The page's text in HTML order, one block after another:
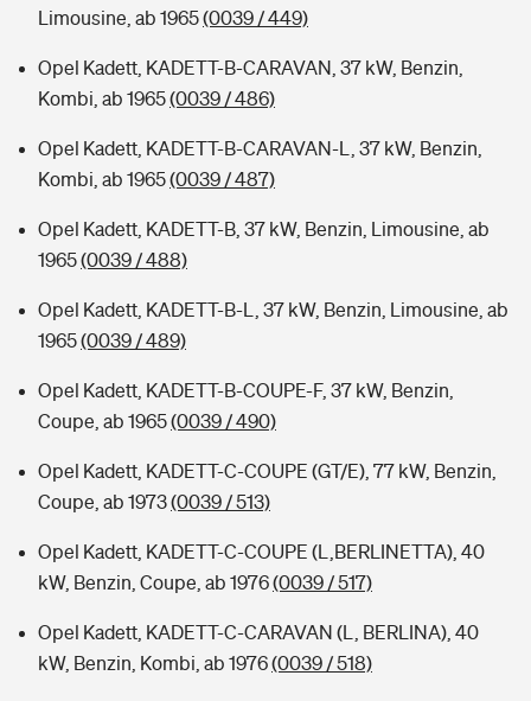
Limousine, ab 1965(0039 / 449)
Opel Kadett, KADETT-B-CARAVAN, 37 kW, Benzin,
Kombi, ab 1965(0039 / 486)
Opel Kadett, KADETT-B-CARAVAN-L, 37 kW, Benzin,
Kombi, ab 1965(0039 / 487)
Opel Kadett, KADETT-B, 37 kW, Benzin, Limousine, ab
1965(0039 / 488)
Opel Kadett, KADETT-B-L, 37 kW, Benzin, Limousine, ab
1965(0039 / 489)
Opel Kadett, KADETT-B-COUPE-F, 37 kW, Benzin,
Coupe, ab 1965(0039 / 490)
Opel Kadett, KADETT-C-COUPE (GT/E), 77 kW, Benzin,
Coupe, ab 1973(0039 / 513)
Opel Kadett, KADETT-C-COUPE (L,BERLINETTA), 40
kW, Benzin, Coupe, ab 1976(0039 / 517)
Opel Kadett, KADETT-C-CARAVAN (L, BERLINA), 40
kW, Benzin, Kombi, ab 1976(0039 / 518)